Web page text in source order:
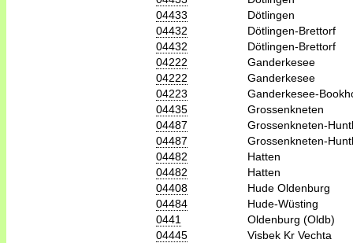
04433
Dötlingen
04432
Dötlingen-Brettorf
04432
Dötlingen-Brettorf
04222
Ganderkesee
04222
Ganderkesee
04223
Ganderkesee-
04435
Grossenkneten
04487
Grossenkneten-
04487
Grossenkneten-
04482
Hatten
04482
Hatten
04408
Hude Oldenburg
04484
Hude-Wüsting
0441
Oldenburg (Oldb)
04445
Visbek Kr Vechta